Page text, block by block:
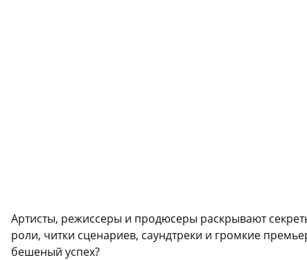
Артисты, режиссеры и продюсеры раскрывают
роли, читки сценариев, саундтреки и громкие
бешеный успех?